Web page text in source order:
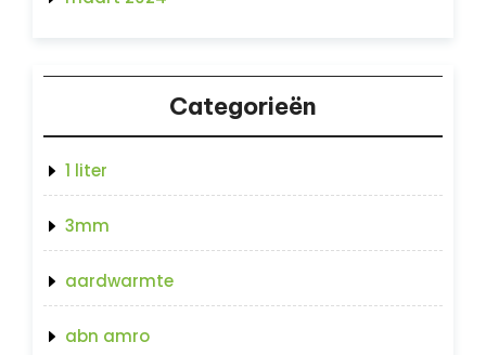
Categorieën
1 liter
3mm
aardwarmte
abn amro